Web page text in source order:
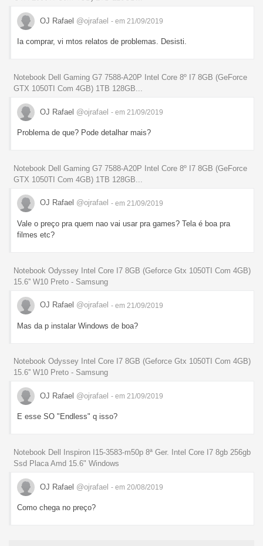
OJ Rafael @ojrafael - em 21/09/2019
Ia comprar, vi mtos relatos de problemas. Desisti.
Notebook Dell Gaming G7 7588-A20P Intel Core 8º I7 8GB (GeForce
GTX 1050TI Com 4GB) 1TB 128GB...
OJ Rafael @ojrafael - em 21/09/2019
Problema de que? Pode detalhar mais?
Notebook Dell Gaming G7 7588-A20P Intel Core 8º I7 8GB (GeForce
GTX 1050TI Com 4GB) 1TB 128GB...
OJ Rafael @ojrafael - em 21/09/2019
Vale o preço pra quem nao vai usar pra games? Tela é boa pra
filmes etc?
Notebook Odyssey Intel Core I7 8GB (Geforce Gtx 1050TI Com 4GB)
15.6'' W10 Preto - Samsung
OJ Rafael @ojrafael - em 21/09/2019
Mas da p instalar Windows de boa?
Notebook Odyssey Intel Core I7 8GB (Geforce Gtx 1050TI Com 4GB)
15.6'' W10 Preto - Samsung
OJ Rafael @ojrafael - em 21/09/2019
E esse SO "Endless" q isso?
Notebook Dell Inspiron I15-3583-m50p 8ª Ger. Intel Core I7 8gb 256gb
Ssd Placa Amd 15.6" Windows
OJ Rafael @ojrafael - em 20/08/2019
Como chega no preço?